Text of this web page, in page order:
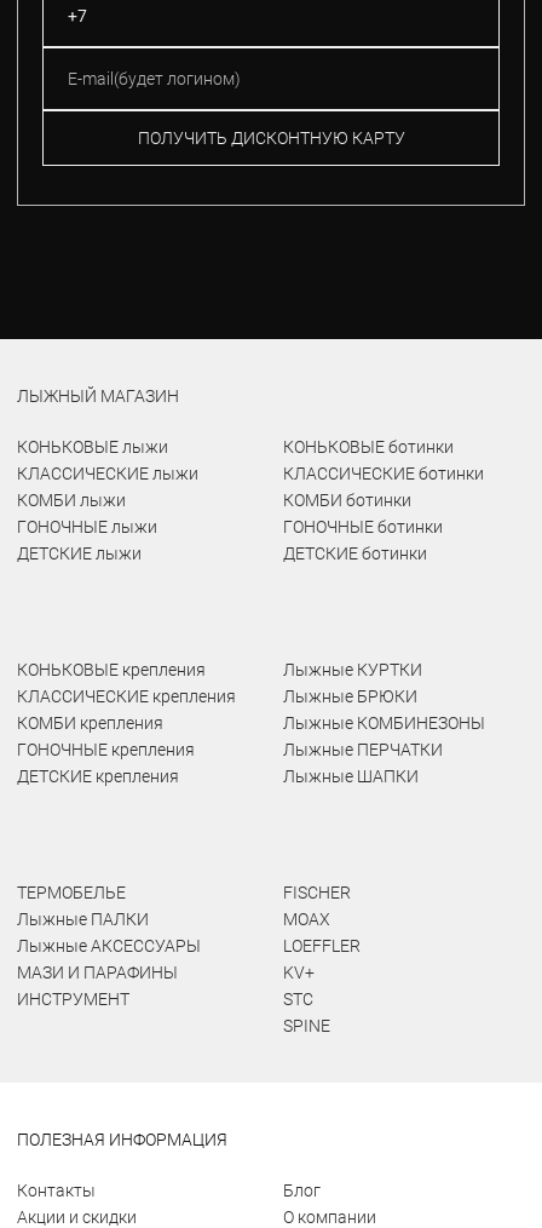
ПОЛУЧИТЬ ДИСКОНТНУЮ КАРТУ
ЛЫЖНЫЙ МАГАЗИН
КОНЬКОВЫЕ лыжи
КЛАССИЧЕСКИЕ лыжи
КОМБИ лыжи
ГОНОЧНЫЕ лыжи
ДЕТСКИЕ лыжи
КОНЬКОВЫЕ ботинки
КЛАССИЧЕСКИЕ ботинки
КОМБИ ботинки
ГОНОЧНЫЕ ботинки
ДЕТСКИЕ ботинки
КОНЬКОВЫЕ крепления
КЛАССИЧЕСКИЕ крепления
КОМБИ крепления
ГОНОЧНЫЕ крепления
ДЕТСКИЕ крепления
Лыжные КУРТКИ
Лыжные БРЮКИ
Лыжные КОМБИНЕЗОНЫ
Лыжные ПЕРЧАТКИ
Лыжные ШАПКИ
ТЕРМОБЕЛЬЕ
Лыжные ПАЛКИ
Лыжные АКСЕССУАРЫ
МАЗИ И ПАРАФИНЫ
ИНСТРУМЕНТ
FISCHER
MOAX
LOEFFLER
KV+
STC
SPINE
ПОЛЕЗНАЯ ИНФОРМАЦИЯ
Контакты
Акции и скидки
Блог
О компании